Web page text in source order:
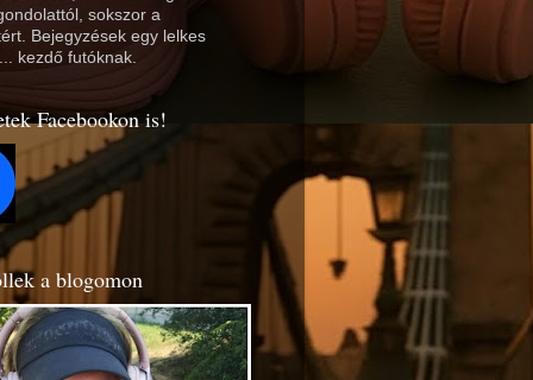
sokszor a
Bejegyzések egy lelkes
kezdő futóknak.
Facebookon is!
a blogomon